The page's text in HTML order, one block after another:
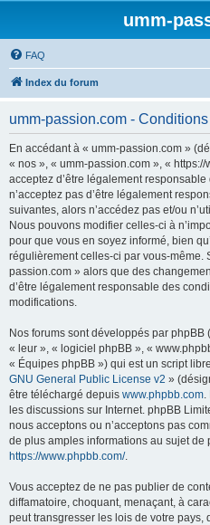
umm-
FAQ
Index du forum
umm-passion.com - Conditions
En accédant à « umm-passion.com »
« nos », « umm-passion.com », «
acceptez d’être légalement
n’acceptez pas d’être légalement
suivantes, alors n’accédez pas et/ou
Nous pouvons modifier celles-ci à
pour que vous en soyez informé, bien
régulièrement celles-ci par vous-même.
passion.com » alors que des
d’être légalement responsable des
modifications.
Nos forums sont développés par
« leur », « logiciel phpBB », «
« Équipes phpBB ») qui est un script
GNU General Public License v2 »
être téléchargé depuis www.phpbb.com.
les discussions sur Internet. phpBB
nous acceptons ou n’acceptons pas
de plus amples informations au sujet de
https://www.phpbb.com/.
Vous acceptez de ne pas publier de
diffamatoire, choquant, menaçant, à
peut transgresser les lois de votre pays,